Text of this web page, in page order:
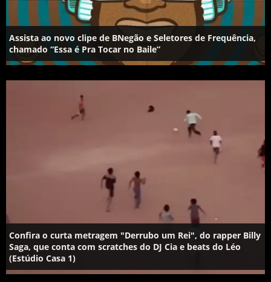
Assista ao novo clipe de BNegão e Seletores de Frequência,
chamado “Essa é Pra Tocar no Baile”
Confira o curta metragem "Derrubo um Rei", do rapper Billy
Saga, que conta com scratches do DJ Cia e beats do Léo
(Estúdio Casa 1)